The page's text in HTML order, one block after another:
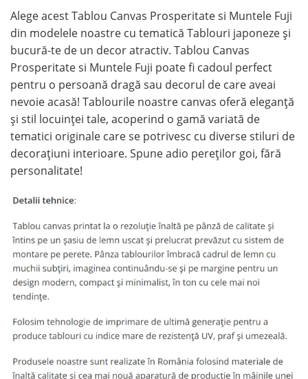
Alege acest Tablou Canvas Prosperitate si Muntele Fuji
din modelele noastre cu tematică Tablouri japoneze și
bucură-te de un decor atractiv. Tablou Canvas
Prosperitate si Muntele Fuji poate fi cadoul perfect
pentru o persoană dragă sau decorul de care aveai
nevoie acasă! Tablourile noastre canvas oferă eleganță
și stil locuinței tale, acoperind o gamă variată de
tematici originale care se potrivesc cu diverse stiluri de
decorațiuni interioare. Spune adio pereților goi, fără
personalitate!